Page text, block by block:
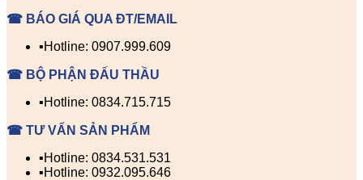
☎ BÁO GIÁ QUA ĐT/EMAIL
▪️Hotline: 0907.999.609
☎ BỘ PHẬN ĐẤU THẦU
▪️Hotline: 0834.715.715
☎ TƯ VẤN SẢN PHẨM
▪️Hotline: 0834.531.531
▪️Hotline: 0932.095.646